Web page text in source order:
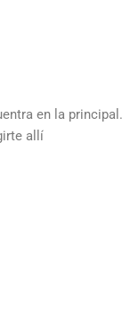
en la principal.
allí